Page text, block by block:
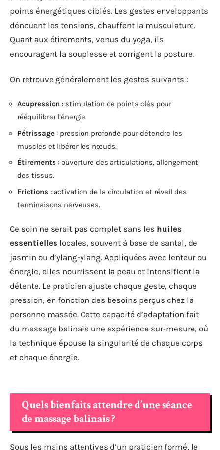
points énergétiques ciblés. Les gestes enveloppants
dénouent les tensions, chauffent la musculature.
Quant aux étirements, venus du yoga, ils
encouragent la souplesse et corrigent la posture.
On retrouve généralement les gestes suivants :
Acupression : stimulation de points clés pour
rééquilibrer l’énergie.
Pétrissage : pression profonde pour détendre les
muscles et libérer les nœuds.
Étirements : ouverture des articulations, allongement
des tissus.
Frictions : activation de la circulation et réveil des
terminaisons nerveuses.
Ce soin ne serait pas complet sans les huiles
essentielles locales, souvent à base de santal, de
jasmin ou d’ylang-ylang. Appliquées avec lenteur ou
énergie, elles nourrissent la peau et intensifient la
détente. Le praticien ajuste chaque geste, chaque
pression, en fonction des besoins perçus chez la
personne massée. Cette capacité d’adaptation fait
du massage balinais une expérience sur-mesure, où
la technique épouse la singularité de chaque corps
et chaque énergie.
Quels bienfaits attendre d’une séance
de massage balinais ?
Sous les mains attentives d’un praticien formé, le